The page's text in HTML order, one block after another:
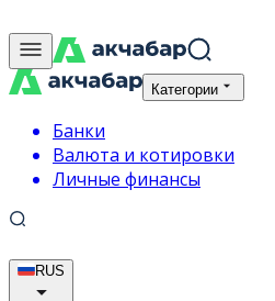
Категории
Банки
Валюта и котировки
Личные финансы
RUS